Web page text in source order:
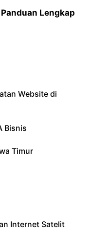
Lengkap
Website di
Bisnis
Timur
Internet Satelit